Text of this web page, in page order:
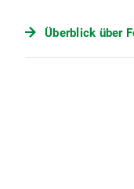
Überblick über